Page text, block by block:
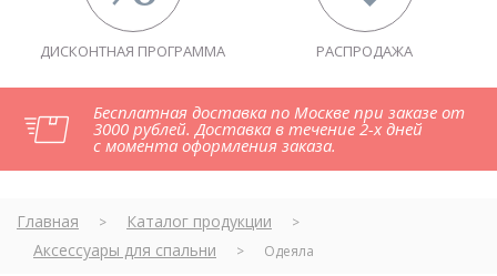
ДИСКОНТНАЯ ПРОГРАММА РАСПРОДАЖА
Бесплатная доставка по Москве при заказе от
3000 рублей. Доставка в течение 2-х дней
с момента оформления заказа.
Главная > Каталог продукции >
Аксессуары для спальни > Одеяла